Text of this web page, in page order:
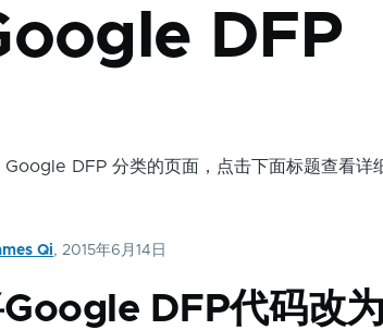
DFP
Google DFP 分类的页面，点击下面标题查看详
Qi, 2015年6月14日
DFP代码改